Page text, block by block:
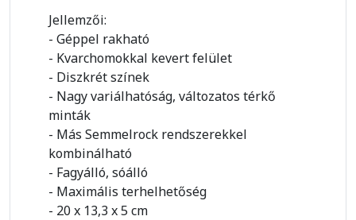
Jellemzői:
- Géppel rakható
- Kvarchomokkal kevert felület
- Diszkrét színek
- Nagy variálhatóság, változatos térkő
minták
- Más Semmelrock rendszerekkel
kombinálható
- Fagyálló, sóálló
- Maximális terhelhetőség
- 20 x 13,3 x 5 cm